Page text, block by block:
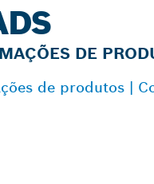
DE
de produtos |